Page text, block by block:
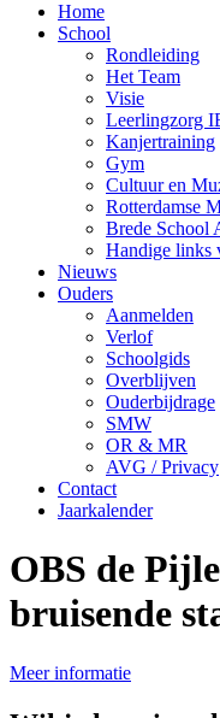
Home
School
Rondleiding
Het Team
Visie
Leerlingzorg
Kanjertraining
Gym
Cultuur en
Rotterdamse
Brede School
Handige links
Nieuws
Ouders
Aanmelden
Verlof
Schoolgids
Overblijven
Ouderbijdrage
SMW
OR & MR
AVG / Privacy
Contact
Jaarkalender
OBS de
bruisende
Meer informatie